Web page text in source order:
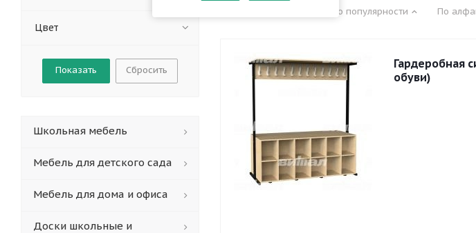
По популярности По
Гардеробная
обуви)
Цвет
Сбросить
Школьная мебель
Мебель для детского сада
Мебель для дома и офиса
Доски школьные и